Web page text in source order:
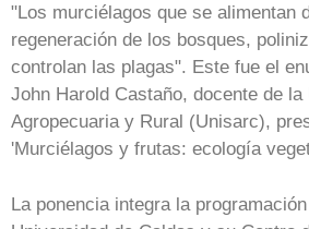
"Los murciélagos que se alimentan
regeneración de los bosques,
controlan las plagas". Este fue el
John Harold Castaño, docente de la
Agropecuaria y Rural (Unisarc),
'Murciélagos y frutas: ecología
La ponencia integra la